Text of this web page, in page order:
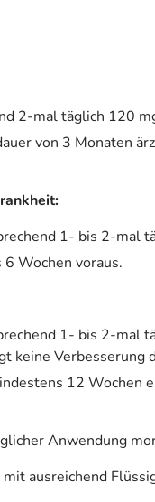
2-mal täglich 120
von 3 Monaten
1- bis 2-mal
Wochen voraus.
1- bis 2-mal
keine Verbesserung
12 Wochen
Anwendung
ausreichend